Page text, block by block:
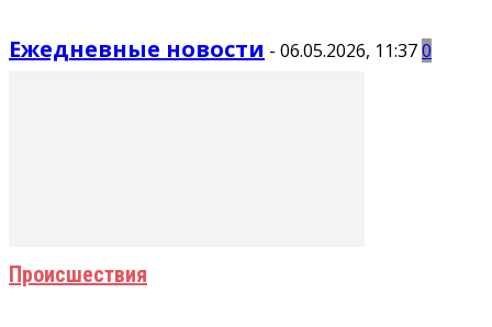
Ежедневные новости - 06.05.2026, 11:370
Происшествия